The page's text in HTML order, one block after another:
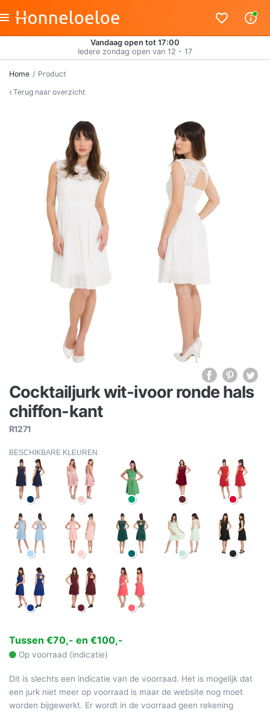
Vandaag open tot 17:00
Iedere zondag open van 12 - 17
Home
Product
Terug naar overzicht
Cocktailjurk wit-ivoor ronde hals
chiffon-kant
R1271
BESCHIKBARE KLEUREN
Tussen €70,- en €100,-
Op voorraad (indicatie)
Dit is slechts een indicatie van de voorraad. Het is mogelijk dat
een jurk niet meer op voorraad is maar de website nog moet
worden bijgewerkt. Er wordt in de voorraad geen rekening